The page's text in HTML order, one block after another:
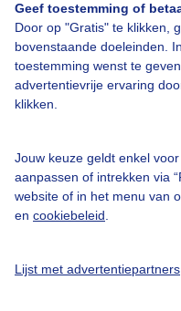
Geef toestemming of
Door op "Gratis" te klikken,
bovenstaande doeleinden.
toestemming wenst te
advertentievrije ervaring
klikken.
Jouw keuze geldt enkel
aanpassen of intrekken via
website of in het menu van
en cookiebeleid
Lijst met advertentiepartners
Gebruikersvoorwaarden
Adverteren
Buienradar Team
Privacy beleid
Privacy instellingen
Gratis weerdata
Buienradar